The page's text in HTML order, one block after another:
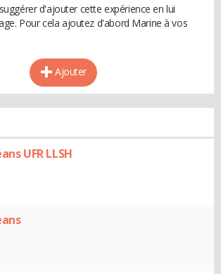
d'ajouter cette expérience en lui
Pour cela ajoutez d'abord Marine à vos
Ajouter
UFR LLSH